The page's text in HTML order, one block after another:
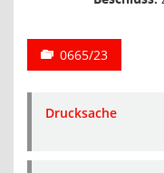
0665/23
Drucksache